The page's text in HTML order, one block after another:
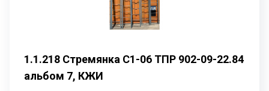
1.1.218 Стремянка С1-06 ТПР 902-09-22.84
альбом 7, КЖИ